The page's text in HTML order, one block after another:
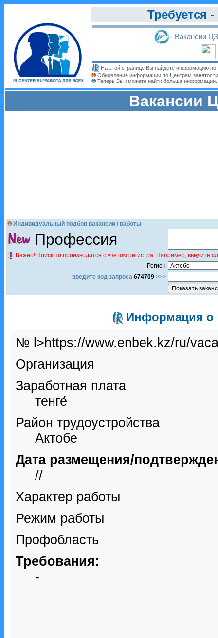
Требуется -
- Вакансии
На этой странице Вы найдете информацию по
Обновление информации по Центрам
Теперь Вы сможете найти больше информации.
Вакансии
Индивидуальный подбор вакансии / работы
Профессия
Важно! Поиск по производится с учетом регистра. Например,
Регион
введите код запроса 674709 >>>
Информация о
№ l>https://www.enbek.kz/ru/
Организация
Заработная плата
тенге́
Район трудоустройства
Актобе
Дата размещения/
//
Характер работы
Режим работы
Профобласть
Требования:
-